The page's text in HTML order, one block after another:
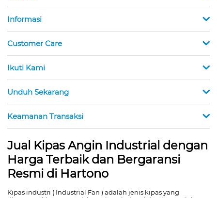
Informasi
Customer Care
Ikuti Kami
Unduh Sekarang
Keamanan Transaksi
Jual Kipas Angin Industrial dengan
Harga Terbaik dan Bergaransi
Resmi di Hartono
Kipas industri ( Industrial Fan ) adalah jenis kipas yang